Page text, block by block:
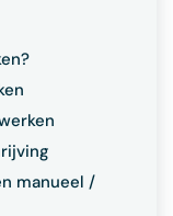
manueel /